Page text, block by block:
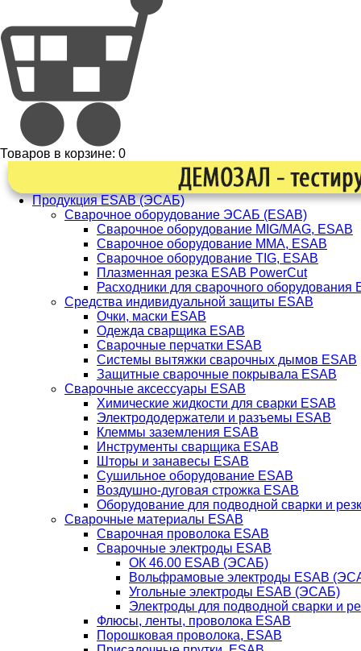
Товаров в корзине: 0
Продукция ESAB (ЭСАБ)
Сварочное оборудование ЭСАБ (ESAB)
Сварочное оборудование MIG/MAG, ESAB
Сварочное оборудование ММА, ESAB
Сварочное оборудование TIG, ESAB
Плазменная резка ESAB PowerCut
Расходники для сварочного оборудования
Средства индивидуальной защиты ESAB
Очки, маски ESAB
Одежда сварщика ESAB
Сварочные перчатки ESAB
Системы вытяжки сварочных дымов ESAB
Защитные сварочные покрывала ESAB
Сварочные аксессуары ESAB
Химические жидкости для сварки ESAB
Электрододержатели и разъемы ESAB
Клеммы заземления ESAB
Инструменты сварщика ESAB
Шторы и занавесы ESAB
Сушильное оборудование ESAB
Воздушно-дуговая строжка ESAB
Оборудование для подводной сварки и
Сварочные материалы ESAB
Сварочная проволока ESAB
Сварочные электроды ESAB
ОК 46.00 ESAB (ЭСАБ)
Вольфрамовые электроды ESAB
Угольные электроды ESAB (ЭСАБ)
Электроды для подводной сварки и
Флюсы, ленты, проволока ESAB
Порошковая проволока, ESAB